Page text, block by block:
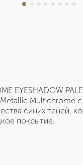
EYESHADOW
Multichrome
синих теней,
покрытие.